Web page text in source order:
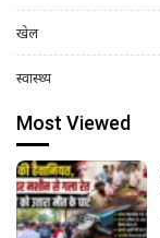
खेल
स्वास्थ्य
Most Viewed